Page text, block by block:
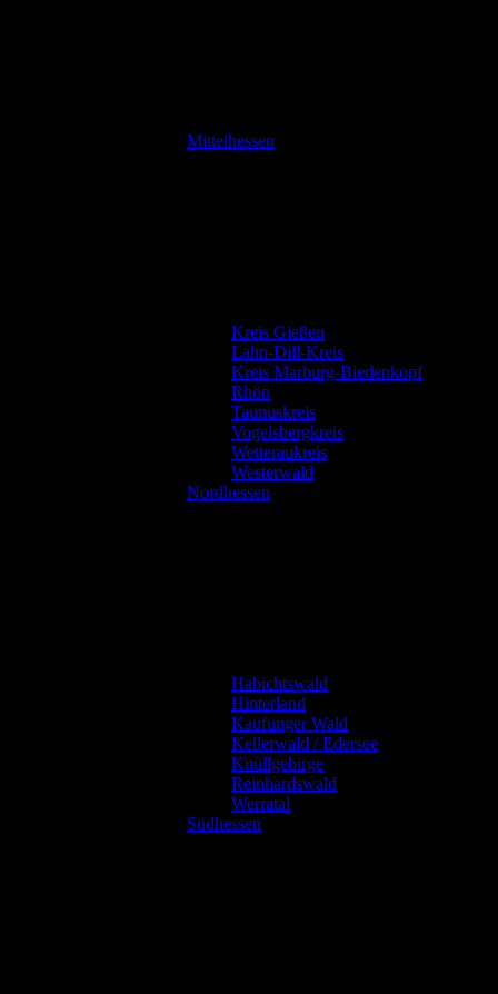
Mittelhessen
Kreis Gießen
Lahn-Dill-Kreis
Kreis Marburg-Biedenkopf
Rhön
Taunuskreis
Vogelsbergkreis
Wetteraukreis
Westerwald
Nordhessen
Habichtswald
Hinterland
Kaufunger Wald
Kellerwald / Edersee
Knüllgebirge
Reinhardswald
Werratal
Südhessen